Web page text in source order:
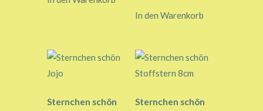
In den Warenkorb
Sternchen schön
Sternchen schön